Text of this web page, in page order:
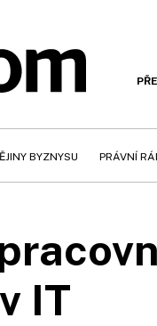
BYZNYSU PRÁVNÍ
IT